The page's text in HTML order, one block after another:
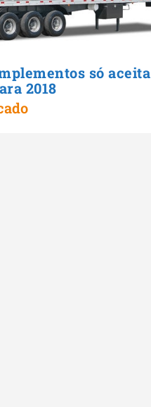
só aceita
2018